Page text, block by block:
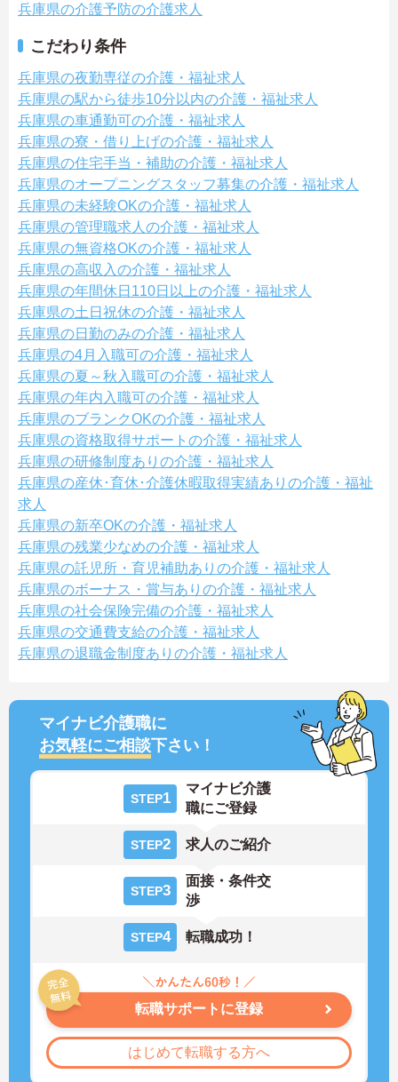
兵庫県の介護予防の介護求人
こだわり条件
兵庫県の夜勤専従の介護・福祉求人
兵庫県の駅から徒歩10分以内の介護・福祉求人
兵庫県の車通勤可の介護・福祉求人
兵庫県の寮・借り上げの介護・福祉求人
兵庫県の住宅手当・補助の介護・福祉求人
兵庫県のオープニングスタッフ募集の介護・福祉求人
兵庫県の未経験OKの介護・福祉求人
兵庫県の管理職求人の介護・福祉求人
兵庫県の無資格OKの介護・福祉求人
兵庫県の高収入の介護・福祉求人
兵庫県の年間休日110日以上の介護・福祉求人
兵庫県の土日祝休の介護・福祉求人
兵庫県の日勤のみの介護・福祉求人
兵庫県の4月入職可の介護・福祉求人
兵庫県の夏～秋入職可の介護・福祉求人
兵庫県の年内入職可の介護・福祉求人
兵庫県のブランクOKの介護・福祉求人
兵庫県の資格取得サポートの介護・福祉求人
兵庫県の研修制度ありの介護・福祉求人
兵庫県の産休･育休･介護休暇取得実績ありの介護・福祉
求人
兵庫県の新卒OKの介護・福祉求人
兵庫県の残業少なめの介護・福祉求人
兵庫県の託児所・育児補助ありの介護・福祉求人
兵庫県のボーナス・賞与ありの介護・福祉求人
兵庫県の社会保険完備の介護・福祉求人
兵庫県の交通費支給の介護・福祉求人
兵庫県の退職金制度ありの介護・福祉求人
マイナビ介護職に
お気軽にご相談下さい！
STEP1
マイナビ介護
職にご登録
STEP2 求人のご紹介
STEP3
面接・条件交
渉
STEP4 転職成功！
転職サポートに登録
はじめて転職する方へ